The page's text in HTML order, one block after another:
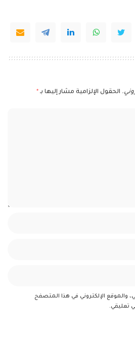
الحقول الإلزامية مشار إليها بـ *
والموقع الإلكتروني في هذا المتصفح
تعليقي.